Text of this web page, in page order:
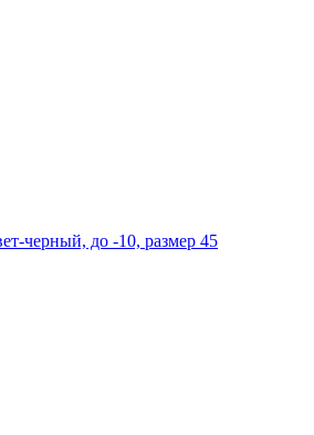
черный, до -10, размер 45